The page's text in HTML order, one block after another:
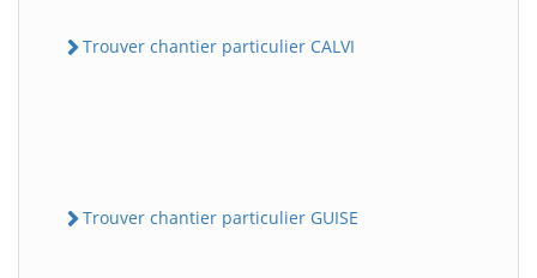
Trouver chantier particulier CALVI
Trouver chantier particulier GUISE